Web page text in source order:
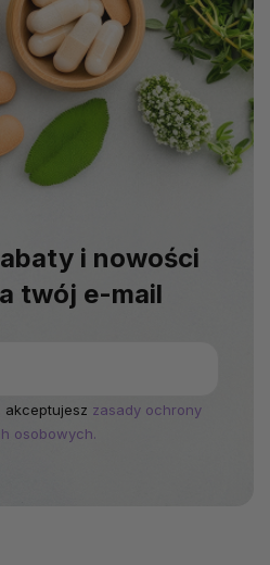
i nowości
twój e-mail
akceptujesz zasady ochrony
osobowych.